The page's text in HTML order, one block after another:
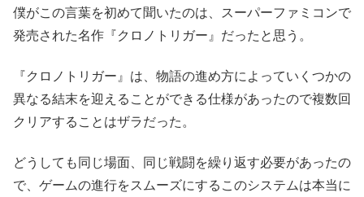
僕がこの言葉を初めて聞いたのは、スーパーファミコンで
発売された名作『クロノトリガー』だったと思う。
『クロノトリガー』は、物語の進め方によっていくつかの
異なる結末を迎えることができる仕様があったので複数回
クリアすることはザラだった。
どうしても同じ場面、同じ戦闘を繰り返す必要があったの
で、ゲームの進行をスムーズにするこのシステムは本当に